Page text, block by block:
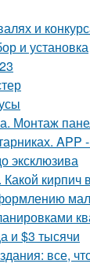
и
и установка
Монтаж
APP
эксклюзива
кирпич
и $3 тысячи
все,